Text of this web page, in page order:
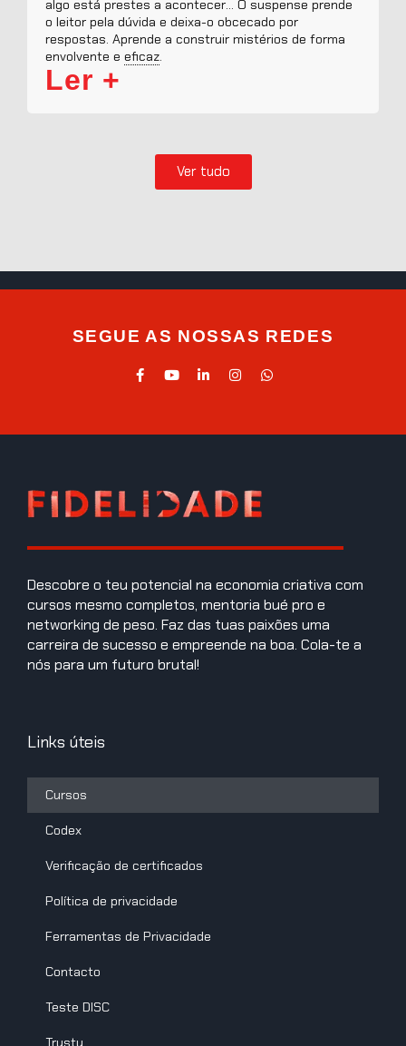
algo está prestes a acontecer… O suspense prende
o leitor pela dúvida e deixa-o obcecado por
respostas. Aprende a construir mistérios de forma
envolvente e eficaz.
Ler +
Ver tudo
SEGUE AS NOSSAS REDES
Descobre o teu potencial na economia criativa com
cursos mesmo completos, mentoria bué pro e
networking de peso. Faz das tuas paixões uma
carreira de sucesso e empreende na boa. Cola-te a
nós para um futuro brutal!
Links úteis
Cursos
Codex
Verificação de certificados
Política de privacidade
Ferramentas de Privacidade
Contacto
Teste DISC
Trusty